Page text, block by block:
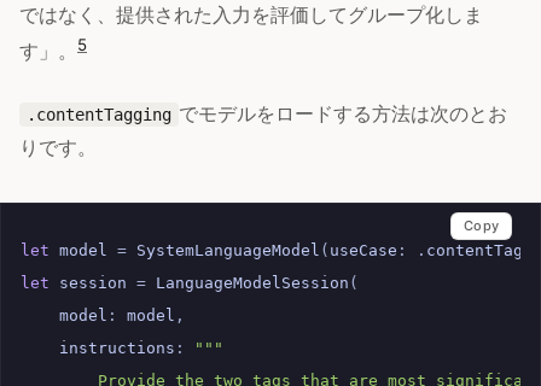
ではなく、提供された入力を評価してグループ化しま
す」。
5
.contentTagging でモデルをロードする方法は次のとお
りです。
let model = SystemLanguageModel ( useCase : .
let
session = LanguageModelSession (
model : model ,
instructions :
"""
Provide the two tags that are most
Copy